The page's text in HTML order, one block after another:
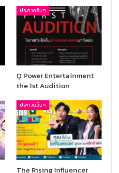
ประกวดอื่นๆ
Q Power Entertainment
the 1st Audition
ประกวดอื่นๆ
The Rising Influencer